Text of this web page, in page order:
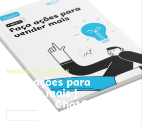
NEGÓCIOS, VENDAS
Faça ações para
vender mais |
Prompts ChatGPT